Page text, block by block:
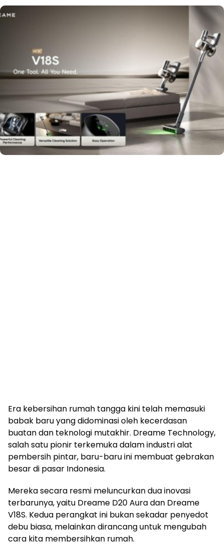
Era kebersihan rumah tangga kini telah memasuki
babak baru yang didominasi oleh kecerdasan
buatan dan teknologi mutakhir. Dreame Technology,
salah satu pionir terkemuka dalam industri alat
pembersih pintar, baru-baru ini membuat gebrakan
besar di pasar Indonesia.
Mereka secara resmi meluncurkan dua inovasi
terbarunya, yaitu Dreame D20 Aura dan Dreame
V18S. Kedua perangkat ini bukan sekadar penyedot
debu biasa, melainkan dirancang untuk mengubah
cara kita membersihkan rumah.